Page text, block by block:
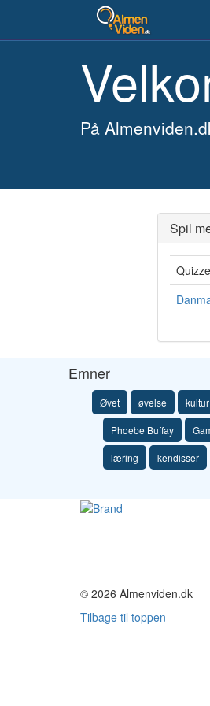
På
Spil
Emner
Øvet øvelse kultur
Phoebe Buffay
læring kendisser
© 2026 Almenviden.dk
Tilbage til toppen